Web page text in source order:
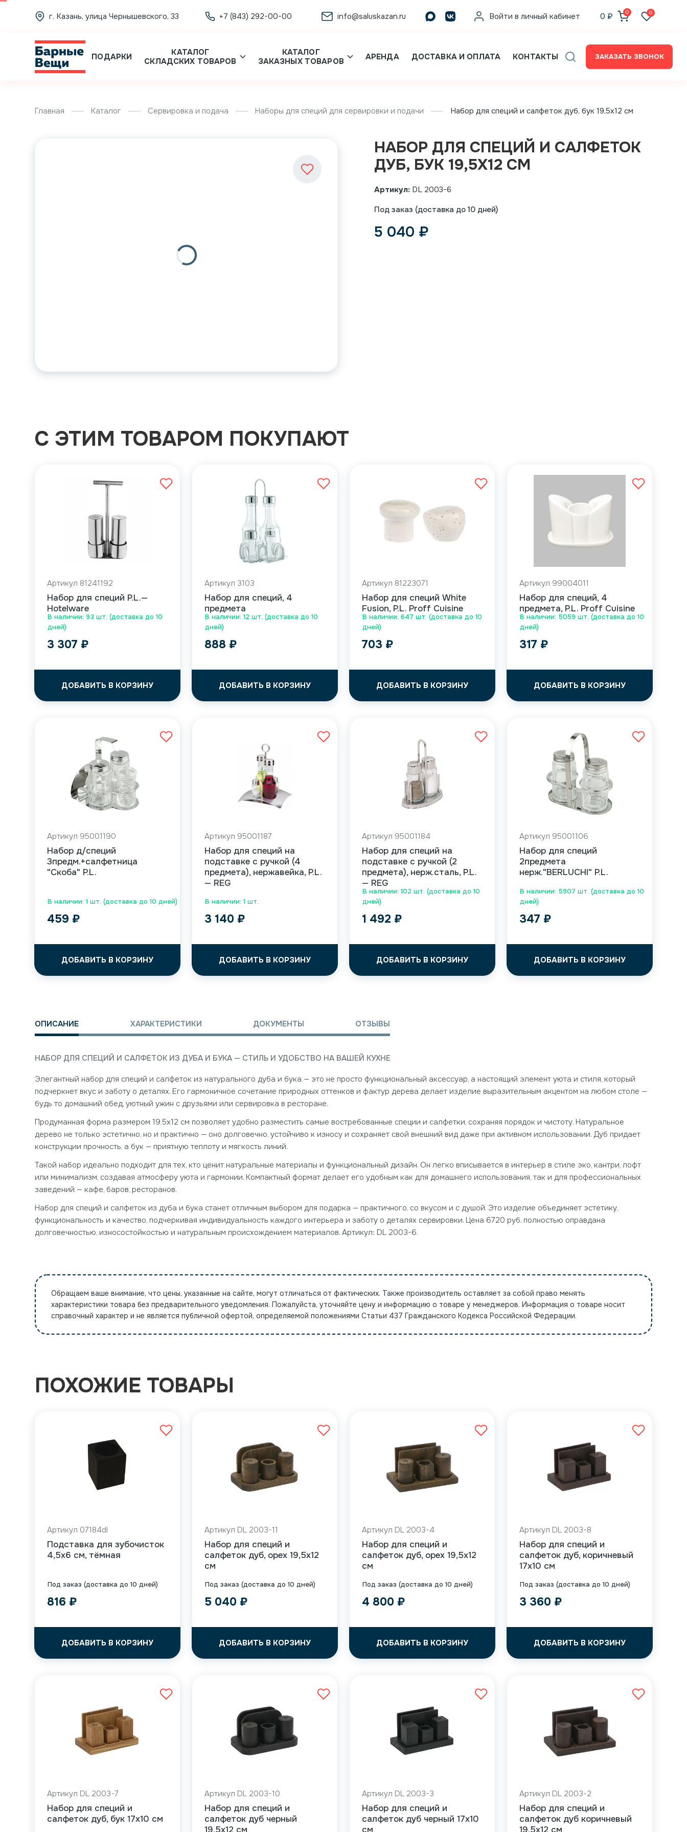
г. Казань, улица Чернышевского, 33 +7 (843) 292-00-00 info@saluskazan.ru Войти в личный кабинет 0 ₽ 0 0
ПОДАРКИ
КАТАЛОГ
СКЛАДСКИХ ТОВАРОВ
КАТАЛОГ
ЗАКАЗНЫХ ТОВАРОВ
АРЕНДА ДОСТАВКА И ОПЛАТА КОНТАКТЫ ЗАКАЗАТЬ ЗВОНОК
Главная Каталог Сервировка и подача Наборы для специй для сервировки и подачи Набор для специй и салфеток дуб, бук 19,5х12 см
НАБОР ДЛЯ СПЕЦИЙ И САЛФЕТОК
ДУБ, БУК 19,5Х12 СМ
Артикул: DL 2003-6
Под заказ (доставка до 10 дней)
5 040 ₽
С ЭТИМ ТОВАРОМ ПОКУПАЮТ
В наличии: 93 шт. (доставка до 10
дней)
Артикул 81241192
Набор для специй P.L.—
Hotelware
3 307 ₽
ДОБАВИТЬ В КОРЗИНУ
В наличии: 12 шт. (доставка до 10
дней)
Артикул 3103
Набор для специй, 4
предмета
888 ₽
ДОБАВИТЬ В КОРЗИНУ
В наличии: 647 шт. (доставка до 10
дней)
Артикул 81223071
Набор для специй White
Fusion, P.L. Proff Cuisine
703 ₽
ДОБАВИТЬ В КОРЗИНУ
В наличии: 5059 шт. (доставка до 10
дней)
Артикул 99004011
Набор для специй, 4
предмета, P.L. Proff Cuisine
317 ₽
ДОБАВИТЬ В КОРЗИНУ
В наличии: 1 шт. (доставка до 10 дней)
Артикул 95001190
Набор д/специй
3предм.+салфетница
"Скоба" P.L.
459 ₽
ДОБАВИТЬ В КОРЗИНУ
В наличии: 1 шт.
Артикул 95001187
Набор для специй на
подставке с ручкой (4
предмета), нержавейка, P.L.
— REG
3 140 ₽
ДОБАВИТЬ В КОРЗИНУ
В наличии: 102 шт. (доставка до 10
дней)
Артикул 95001184
Набор для специй на
подставке с ручкой (2
предмета), нерж.сталь, P.L.
— REG
1 492 ₽
ДОБАВИТЬ В КОРЗИНУ
В наличии: 5907 шт. (доставка до 10
дней)
Артикул 95001106
Набор для специй
2предмета
нерж."BERLUCHI" P.L.
347 ₽
ДОБАВИТЬ В КОРЗИНУ
ОПИСАНИЕ ХАРАКТЕРИСТИКИ ДОКУМЕНТЫ ОТЗЫВЫ
НАБОР ДЛЯ СПЕЦИЙ И САЛФЕТОК ИЗ ДУБА И БУКА — СТИЛЬ И УДОБСТВО НА ВАШЕЙ КУХНЕ
Элегантный набор для специй и салфеток из натурального дуба и бука — это не просто функциональный аксессуар, а настоящий элемент уюта и стиля, который
подчеркнет вкус и заботу о деталях. Его гармоничное сочетание природных оттенков и фактур дерева делает изделие выразительным акцентом на любом столе —
будь то домашний обед, уютный ужин с друзьями или сервировка в ресторане.
Продуманная форма размером 19,5х12 см позволяет удобно разместить самые востребованные специи и салфетки, сохраняя порядок и чистоту. Натуральное
дерево не только эстетично, но и практично — оно долговечно, устойчиво к износу и сохраняет свой внешний вид даже при активном использовании. Дуб придает
конструкции прочность, а бук — приятную теплоту и мягкость линий.
Такой набор идеально подходит для тех, кто ценит натуральные материалы и функциональный дизайн. Он легко вписывается в интерьер в стиле эко, кантри, лофт
или минимализм, создавая атмосферу уюта и гармонии. Компактный формат делает его удобным как для домашнего использования, так и для профессиональных
заведений — кафе, баров, ресторанов.
Набор для специй и салфеток из дуба и бука станет отличным выбором для подарка — практичного, со вкусом и с душой. Это изделие объединяет эстетику,
функциональность и качество, подчеркивая индивидуальность каждого интерьера и заботу о деталях сервировки. Цена 6720 руб. полностью оправдана
долговечностью, износостойкостью и натуральным происхождением материалов. Артикул: DL 2003-6.
Обращаем ваше внимание, что цены, указанные на сайте, могут отличаться от фактических. Также производитель оставляет за собой право менять
характеристики товара без предварительного уведомления. Пожалуйста, уточняйте цену и информацию о товаре у менеджеров. Информация о товаре носит
справочный характер и не является публичной офертой, определяемой положениями Статьи 437 Гражданского Кодекса Российской Федерации.
ПОХОЖИЕ ТОВАРЫ
Под заказ (доставка до 10 дней)
Артикул 07184dl
Подставка для зубочисток
4,5х6 см, тёмная
816 ₽
ДОБАВИТЬ В КОРЗИНУ
Под заказ (доставка до 10 дней)
Артикул DL 2003-11
Набор для специй и
салфеток дуб, орех 19,5х12
см
5 040 ₽
ДОБАВИТЬ В КОРЗИНУ
Под заказ (доставка до 10 дней)
Артикул DL 2003-4
Набор для специй и
салфеток дуб, орех 19,5х12
см
4 800 ₽
ДОБАВИТЬ В КОРЗИНУ
Под заказ (доставка до 10 дней)
Артикул DL 2003-8
Набор для специй и
салфеток дуб, коричневый
17х10 см
3 360 ₽
ДОБАВИТЬ В КОРЗИНУ
Артикул DL 2003-7
Набор для специй и
салфеток дуб, бук 17х10 см
Артикул DL 2003-10
Набор для специй и
салфеток дуб черный
19,5х12 см
Артикул DL 2003-3
Набор для специй и
салфеток дуб черный 17х10
см
Артикул DL 2003-2
Набор для специй и
салфеток дуб коричневый
19,5х12 см